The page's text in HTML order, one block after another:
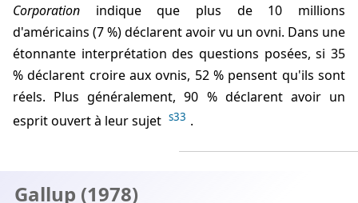
Corporation indique que plus de 10 millions
d'américains (7 %) déclarent avoir vu un ovni. Dans une
étonnante interprétation des questions posées, si 35
% déclarent croire aux ovnis, 52 % pensent qu'ils sont
réels. Plus généralement, 90 % déclarent avoir un
esprit ouvert à leur sujet s33 .
Gallup (1978)